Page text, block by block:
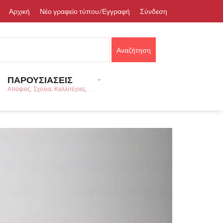
Αρχική Νέο γραφείο τύπου/Εγγραφή Σύνδεση
ΠΑΡΟΥΣΙΑΣΕΙΣ
Απόψεις, Σχόλια, Καλλιτέχνες, ...